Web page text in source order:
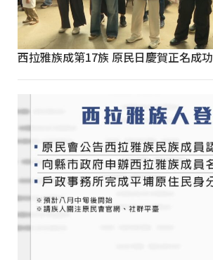
西拉雅族成第17族 原民日慶賀正名成功